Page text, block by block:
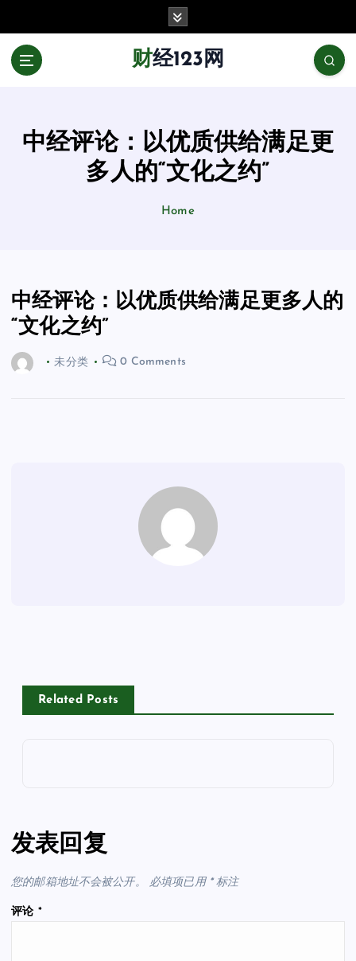
财经123网
中经评论：以优质供给满足更
多人的“文化之约”
Home
中经评论：以优质供给满足更多人的
“文化之约”
未分类 0 Comments
Related Posts
发表回复
您的邮箱地址不会被公开。 必填项已用 *标注
评论 *